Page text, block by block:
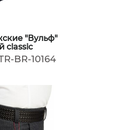
"Вульф"
classic
BR-10164